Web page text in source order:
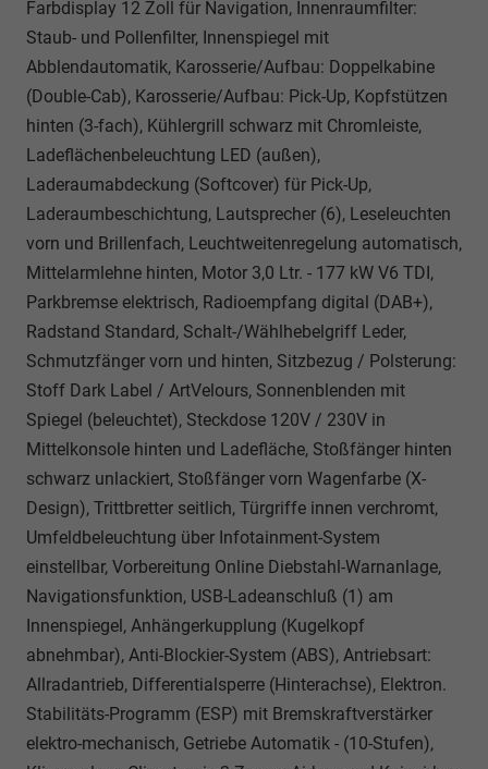
Farbdisplay 12 Zoll für Navigation, Innenraumfilter:
Staub- und Pollenfilter, Innenspiegel mit
Abblendautomatik, Karosserie/Aufbau: Doppelkabine
(Double-Cab), Karosserie/Aufbau: Pick-Up, Kopfstützen
hinten (3-fach), Kühlergrill schwarz mit Chromleiste,
Ladeflächenbeleuchtung LED (außen),
Laderaumabdeckung (Softcover) für Pick-Up,
Laderaumbeschichtung, Lautsprecher (6), Leseleuchten
vorn und Brillenfach, Leuchtweitenregelung automatisch,
Mittelarmlehne hinten, Motor 3,0 Ltr. - 177 kW V6 TDI,
Parkbremse elektrisch, Radioempfang digital (DAB+),
Radstand Standard, Schalt-/Wählhebelgriff Leder,
Schmutzfänger vorn und hinten, Sitzbezug / Polsterung:
Stoff Dark Label / ArtVelours, Sonnenblenden mit
Spiegel (beleuchtet), Steckdose 120V / 230V in
Mittelkonsole hinten und Ladefläche, Stoßfänger hinten
schwarz unlackiert, Stoßfänger vorn Wagenfarbe (X-
Design), Trittbretter seitlich, Türgriffe innen verchromt,
Umfeldbeleuchtung über Infotainment-System
einstellbar, Vorbereitung Online Diebstahl-Warnanlage,
Navigationsfunktion, USB-Ladeanschluß (1) am
Innenspiegel, Anhängerkupplung (Kugelkopf
abnehmbar), Anti-Blockier-System (ABS), Antriebsart:
Allradantrieb, Differentialsperre (Hinterachse), Elektron.
Stabilitäts-Programm (ESP) mit Bremskraftverstärker
elektro-mechanisch, Getriebe Automatik - (10-Stufen),